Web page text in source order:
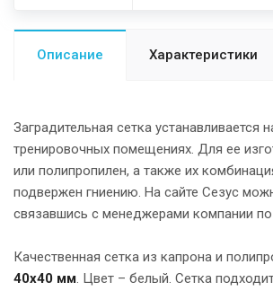
Описание Характеристики
Заградительная сетка
тренировочных помещениях. Для ее
или полипропилен, а также их
подвержен гниению. На сайте Сезус
связавшись с менеджерами компании по
Качественная сетка из капрона и
40х40 мм. Цвет – белый. Сетка